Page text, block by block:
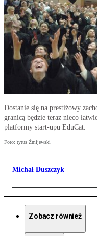
Dostanie się na prestiżowy
granicą będzie teraz nieco
platformy start-upu EduCat.
Foto: tytus Żmijewski
Michał Duszczyk
Zobacz również